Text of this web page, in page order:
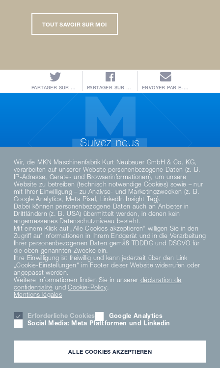
TOUT SAVOIR SUR MOI
PARTAGER SUR TWITTER PARTAGER SUR FACEBOOK ENVOYER PAR E-MAIL
Suivez-nous
DE
DATENSCHUTZHINWEISE
DATENSCHUTZERKLÄRUNG SOCIAL MEDIA
AVIS DE CONFIDENTIALITÉ
HINWEISGEBERSYSTEM
PARAMÈTRES DES COOKIES
Wir, die MKN Maschinenfabrik Kurt Neubauer GmbH & Co. KG,
verarbeiten auf unserer Website personenbezogene Daten (z. B.
IP-Adresse, Geräte- und Browserinformationen), um unsere
Website zu betreiben (technisch notwendige Cookies) sowie – nur
mit Ihrer Einwilligung – zu Analyse- und Marketingzwecken (z. B.
Google Analytics, Meta Pixel, LinkedIn Insight Tag).
Dabei können personenbezogene Daten auch an Anbieter in
Drittländern (z. B. USA) übermittelt werden, in denen kein
angemessenes Datenschutzniveau besteht.
Mit einem Klick auf „Alle Cookies akzeptieren“ willigen Sie in den
Zugriff auf Informationen in Ihrem Endgerät und in die Verarbeitung
Ihrer personenbezogenen Daten gemäß TDDDG und DSGVO für
die oben genannten Zwecke ein.
Ihre Einwilligung ist freiwillig und kann jederzeit über den Link
„Cookie-Einstellungen“ im Footer dieser Website widerrufen oder
angepasst werden.
Weitere Informationen finden Sie in unsererdéclaration de
confidentialité undCookie-Policy.
Mentions légales
Erforderliche Cookies
Google Analytics
Social Media: Meta Plattformen und Linkedin
ALLE COOKIES AKZEPTIEREN